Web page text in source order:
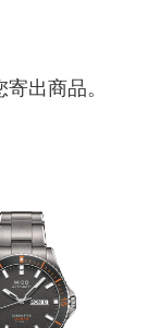
出商品。